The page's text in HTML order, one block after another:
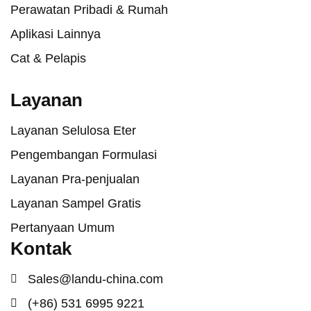
Perawatan Pribadi & Rumah
Aplikasi Lainnya
Cat & Pelapis
Layanan
Layanan Selulosa Eter
Pengembangan Formulasi
Layanan Pra-penjualan
Layanan Sampel Gratis
Pertanyaan Umum
Kontak
Sales@landu-china.com
(+86) 531 6995 9221